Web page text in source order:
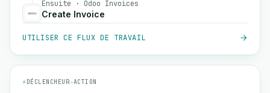
Ensuite · Odoo Invoices
Create Invoice
UTILISER CE FLUX DE TRAVAIL
⚡ DÉCLENCHEUR→ACTION